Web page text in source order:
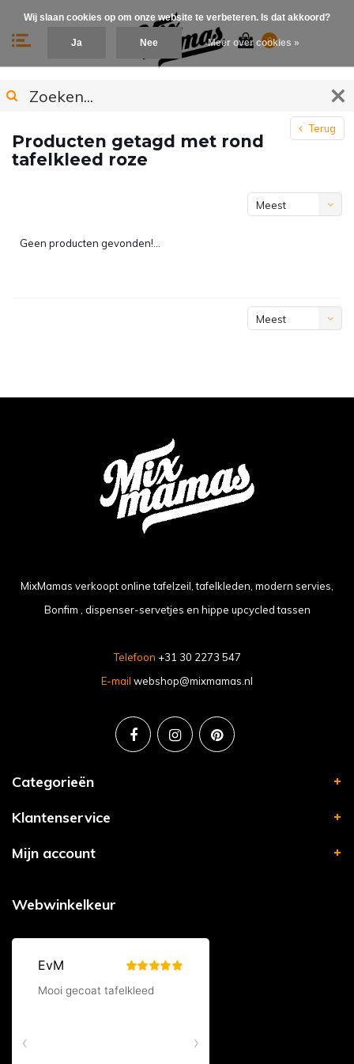
0
Terug
Producten getagd met rond
tafelkleed roze
Meest
Geen producten gevonden!...
Meest
MixMamas verkoopt online tafelzeil, tafelkleden, modern servies,
Bonfim , dispenser-servetjes en hippe upcycled tassen
Telefoon +31 30 2273 547
E-mail webshop@mixmamas.nl
Categorieën
Klantenservice
Mijn account
Webwinkelkeur
Wij slaan cookies op om onze website te verbeteren. Is dat akkoord?
Ja Nee Meer over cookies »